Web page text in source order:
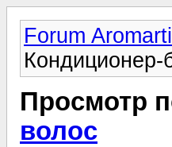
Forum
Кондиционер-
Просмотр
волос